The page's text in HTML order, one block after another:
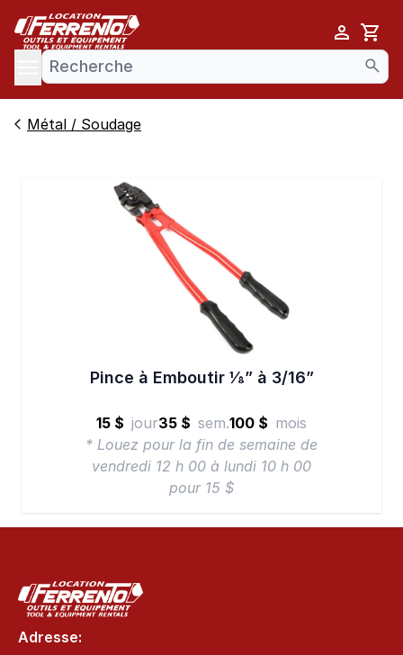
Cart
menu
Métal / Soudage
Pince à Emboutir 1⁄8” à 3/16”
15 $ jour35 $ sem.100 $ mois
* Louez pour la fin de semaine de
vendredi 12 h 00 à lundi 10 h 00
pour 15 $
Adresse: